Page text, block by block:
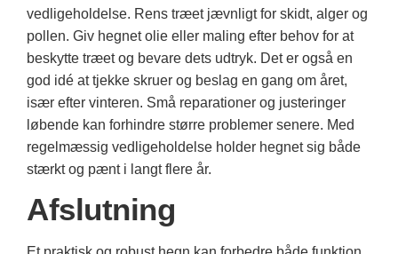
vedligeholdelse. Rens træet jævnligt for skidt, alger og
pollen. Giv hegnet olie eller maling efter behov for at
beskytte træet og bevare dets udtryk. Det er også en
god idé at tjekke skruer og beslag en gang om året,
især efter vinteren. Små reparationer og justeringer
løbende kan forhindre større problemer senere. Med
regelmæssig vedligeholdelse holder hegnet sig både
stærkt og pænt i langt flere år.
Afslutning